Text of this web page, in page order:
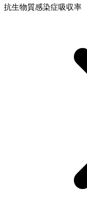
抗生物質感染症吸収率